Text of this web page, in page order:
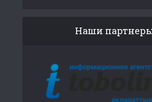
Наши